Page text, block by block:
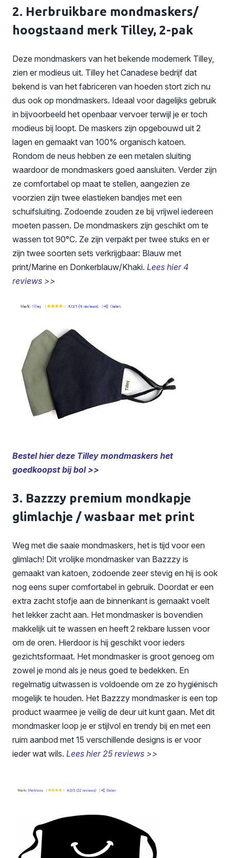
2. Herbruikbare mondmaskers/
hoogstaand merk Tilley, 2-pak
Deze mondmaskers van het bekende modemerk Tilley,
zien er modieus uit. Tilley het Canadese bedrijf dat
bekend is van het fabriceren van hoeden stort zich nu
dus ook op mondmaskers. Ideaal voor dagelijks gebruik
in bijvoorbeeld het openbaar vervoer terwijl je er toch
modieus bij loopt. De maskers zijn opgebouwd uit 2
lagen en gemaakt van 100% organisch katoen.
Rondom de neus hebben ze een metalen sluiting
waardoor de mondmaskers goed aansluiten. Verder zijn
ze comfortabel op maat te stellen, aangezien ze
voorzien zijn twee elastieken bandjes met een
schuifsluiting. Zodoende zouden ze bij vrijwel iedereen
moeten passen. De mondmaskers zijn geschikt om te
wassen tot 90°C. Ze zijn verpakt per twee stuks en er
zijn twee soorten sets verkrijgbaar: Blauw met
print/Marine en Donkerblauw/Khaki. Lees hier 4
reviews >>
Bestel hier deze Tilley mondmaskers het
goedkoopst bij bol >>
3. Bazzzy premium mondkapje
glimlachje / wasbaar met print
Weg met die saaie mondmaskers, het is tijd voor een
glimlach! Dit vrolijke mondmasker van Bazzzy is
gemaakt van katoen, zodoende zeer stevig en hij is ook
nog eens super comfortabel in gebruik. Doordat er een
extra zacht stofje aan de binnenkant is gemaakt voelt
het lekker zacht aan. Het mondmasker is bovendien
makkelijk uit te wassen en heeft 2 rekbare lussen voor
om de oren. Hierdoor is hij geschikt voor ieders
gezichtsformaat. Het mondmasker is groot genoeg om
zowel je mond als je neus goed te bedekken. En
regelmatig uitwassen is voldoende om ze zo hygiënisch
mogelijk te houden. Het Bazzzy mondmasker is een top
product waarmee je veilig de deur uit kunt gaan. Met dit
mondmasker loop je er stijlvol en trendy bij en met een
ruim aanbod met 15 verschillende designs is er voor
ieder wat wils. Lees hier 25 reviews >>